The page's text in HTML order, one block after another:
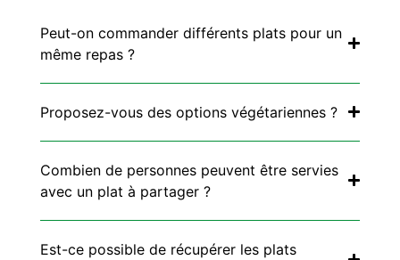
Peut-on commander différents plats pour un
même repas ?
Proposez-vous des options végétariennes ?
Combien de personnes peuvent être servies
avec un plat à partager ?
Est-ce possible de récupérer les plats